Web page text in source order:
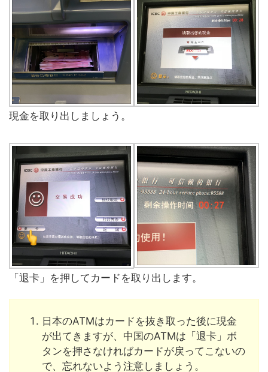
現金を取り出しましょう。
「退卡」を押してカードを取り出します。
日本のATMはカードを抜き取った後に現金
が出てきますが、中国のATMは「退卡」ボ
タンを押さなければカードが戻ってこないの
で、忘れないよう注意しましょう。